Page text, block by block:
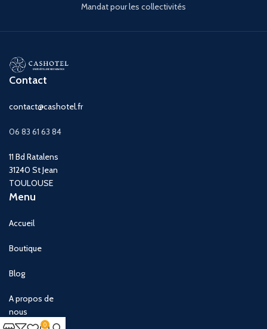
Mandat pour les collectivités
Contact
contact@cashotel.fr
06 83 61 63 84
11 Bd Ratalens
31240 St Jean
TOULOUSE
Menu
Accueil
Boutique
Blog
A propos de
nous
0